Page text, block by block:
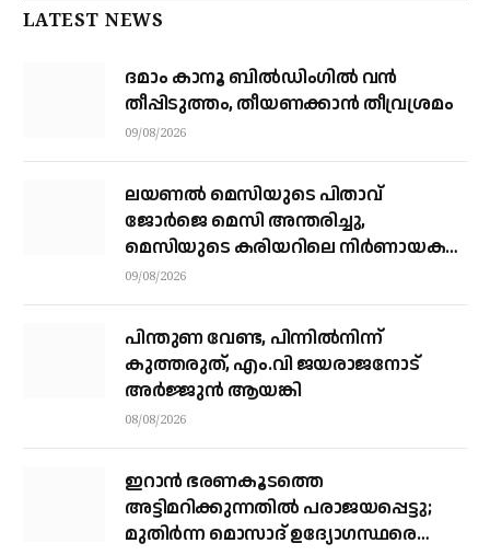
LATEST NEWS
ദമാം കാനൂ ബിൽഡിംഗിൽ വൻ
തീപ്പിടുത്തം, തീയണക്കാൻ തീവ്രശ്രമം
09/08/2026
ലയണൽ മെസിയുടെ പിതാവ്
ജോർജെ മെസി അന്തരിച്ചു, ​
മെസിയുടെ കരിയറിലെ നിർണായക
ശക്തി
09/08/2026
പിന്തുണ വേണ്ട, പിന്നിൽനിന്ന്
കുത്തരുത്, എം.വി ജയരാജനോട്
അർജ്ജുൻ ആയങ്കി
08/08/2026
ഇറാന്‍ ഭരണകൂടത്തെ
അട്ടിമറിക്കുന്നതില്‍ പരാജയപ്പെട്ടു;
മുതിര്‍ന്ന മൊസാദ് ഉദ്യോഗസ്ഥരെ